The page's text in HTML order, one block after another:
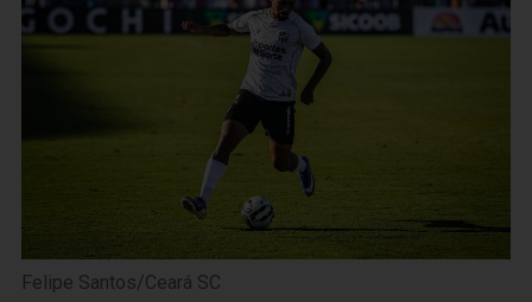
Felipe Santos/Ceará SC